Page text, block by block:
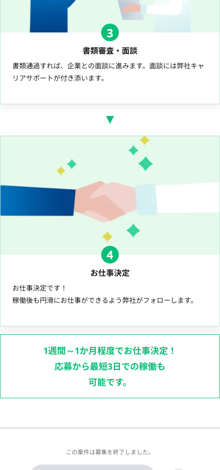
3
書類審査・面談
書類通過すれば、企業との面談に進みます。面談には弊社キャ
リアサポートが付き添います。
4
お仕事決定
お仕事決定です！
稼働後も円滑にお仕事ができるよう弊社がフォローします。
1週間～1か月程度でお仕事決定！
応募から最短3日での稼働も
可能です。
この案件は募集を終了しました。